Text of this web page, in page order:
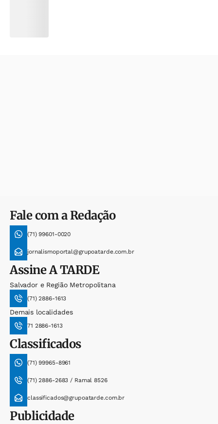
Fale com a Redação
(71) 99601-0020
jornalismoportal@grupoatarde.com.br
AssineA TARDE
Salvador e Região Metropolitana
(71) 2886-1613
Demais localidades
71 2886-1613
Classificados
(71) 99965-8961
(71) 2886-2683 / Ramal 8526
classificados@grupoatarde.com.br
Publicidade